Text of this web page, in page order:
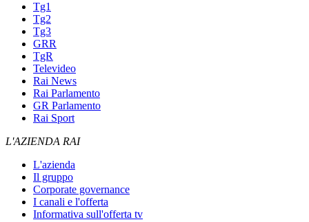
Tg1
Tg2
Tg3
GRR
TgR
Televideo
Rai News
Rai Parlamento
GR Parlamento
Rai Sport
L'AZIENDA RAI
L'azienda
Il gruppo
Corporate governance
I canali e l'offerta
Informativa sull'offerta tv